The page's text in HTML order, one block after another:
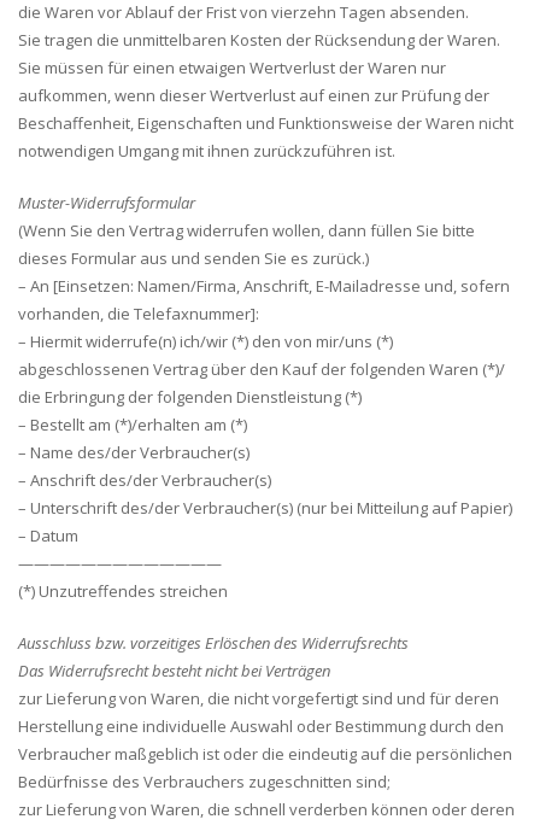
die Waren vor Ablauf der Frist von vierzehn Tagen absenden.
Sie tragen die unmittelbaren Kosten der Rücksendung der Waren.
Sie müssen für einen etwaigen Wertverlust der Waren nur
aufkommen, wenn dieser Wertverlust auf einen zur Prüfung der
Beschaffenheit, Eigenschaften und Funktionsweise der Waren nicht
notwendigen Umgang mit ihnen zurückzuführen ist.
Muster-Widerrufsformular
(Wenn Sie den Vertrag widerrufen wollen, dann füllen Sie bitte
dieses Formular aus und senden Sie es zurück.)
– An [Einsetzen: Namen/Firma, Anschrift, E-Mailadresse und, sofern
vorhanden, die Telefaxnummer]:
– Hiermit widerrufe(n) ich/wir (*) den von mir/uns (*)
abgeschlossenen Vertrag über den Kauf der folgenden Waren (*)/
die Erbringung der folgenden Dienstleistung (*)
– Bestellt am (*)/erhalten am (*)
– Name des/der Verbraucher(s)
– Anschrift des/der Verbraucher(s)
– Unterschrift des/der Verbraucher(s) (nur bei Mitteilung auf Papier)
– Datum
—————————————
(*) Unzutreffendes streichen
Ausschluss bzw. vorzeitiges Erlöschen des Widerrufsrechts
Das Widerrufsrecht besteht nicht bei Verträgen
zur Lieferung von Waren, die nicht vorgefertigt sind und für deren
Herstellung eine individuelle Auswahl oder Bestimmung durch den
Verbraucher maßgeblich ist oder die eindeutig auf die persönlichen
Bedürfnisse des Verbrauchers zugeschnitten sind;
zur Lieferung von Waren, die schnell verderben können oder deren